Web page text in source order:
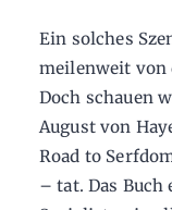
Ein solches
meilenweit von
Doch schauen
August von
Road to
– tat. Das